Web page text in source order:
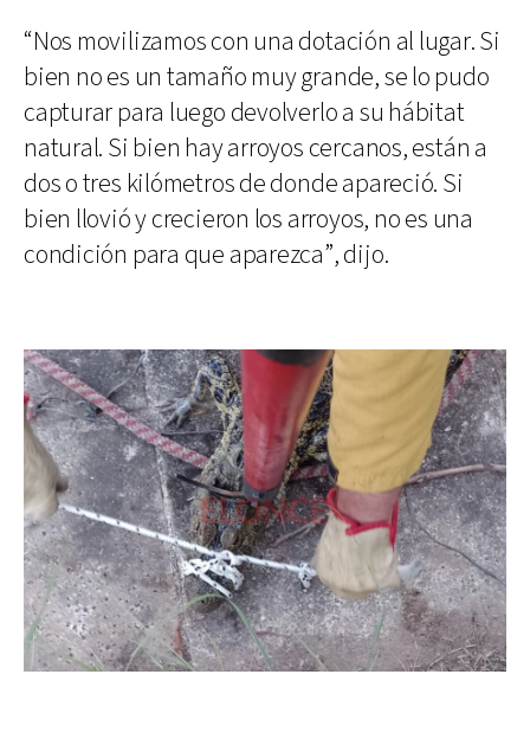
“Nos movilizamos con una dotación al lugar. Si
bien no es un tamaño muy grande, se lo pudo
capturar para luego devolverlo a su hábitat
natural. Si bien hay arroyos cercanos, están a
dos o tres kilómetros de donde apareció. Si
bien llovió y crecieron los arroyos, no es una
condición para que aparezca”, dijo.